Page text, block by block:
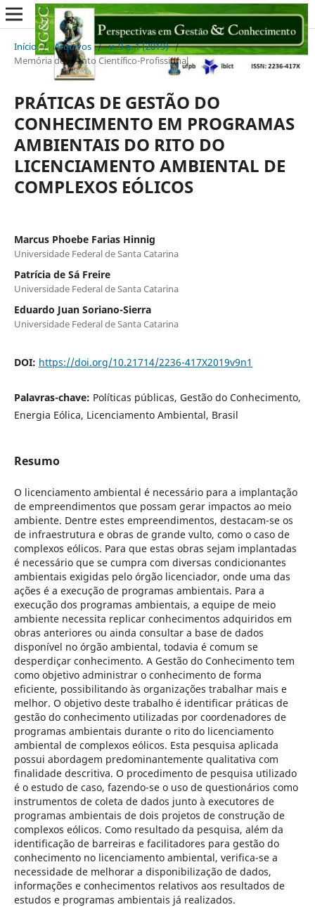
Início / Arquivos / v. 9 n. 1 (2019) /
Memória de Evento Científico-Profissional
PRÁTICAS DE GESTÃO DO
CONHECIMENTO EM PROGRAMAS
AMBIENTAIS DO RITO DO
LICENCIAMENTO AMBIENTAL DE
COMPLEXOS EÓLICOS
Marcus Phoebe Farias Hinnig
Universidade Federal de Santa Catarina
Patrícia de Sá Freire
Universidade Federal de Santa Catarina
Eduardo Juan Soriano-Sierra
Universidade Federal de Santa Catarina
DOI: https://doi.org/10.21714/2236-417X2019v9n1
Palavras-chave: Políticas públicas, Gestão do Conhecimento,
Energia Eólica, Licenciamento Ambiental, Brasil
Resumo
O licenciamento ambiental é necessário para a implantação
de empreendimentos que possam gerar impactos ao meio
ambiente. Dentre estes empreendimentos, destacam-se os
de infraestrutura e obras de grande vulto, como o caso de
complexos eólicos. Para que estas obras sejam implantadas
é necessário que se cumpra com diversas condicionantes
ambientais exigidas pelo órgão licenciador, onde uma das
ações é a execução de programas ambientais. Para a
execução dos programas ambientais, a equipe de meio
ambiente necessita replicar conhecimentos adquiridos em
obras anteriores ou ainda consultar a base de dados
disponível no órgão ambiental, todavia é comum se
desperdiçar conhecimento. A Gestão do Conhecimento tem
como objetivo administrar o conhecimento de forma
eficiente, possibilitando às organizações trabalhar mais e
melhor. O objetivo deste trabalho é identificar práticas de
gestão do conhecimento utilizadas por coordenadores de
programas ambientais durante o rito do licenciamento
ambiental de complexos eólicos. Esta pesquisa aplicada
possui abordagem predominantemente qualitativa com
finalidade descritiva. O procedimento de pesquisa utilizado
é o estudo de caso, fazendo-se o uso de questionários como
instrumentos de coleta de dados junto à executores de
programas ambientais de dois projetos de construção de
complexos eólicos. Como resultado da pesquisa, além da
identificação de barreiras e facilitadores para gestão do
conhecimento no licenciamento ambiental, verifica-se a
necessidade de melhorar a disponibilização de dados,
informações e conhecimentos relativos aos resultados de
estudos e programas ambientais já realizados.